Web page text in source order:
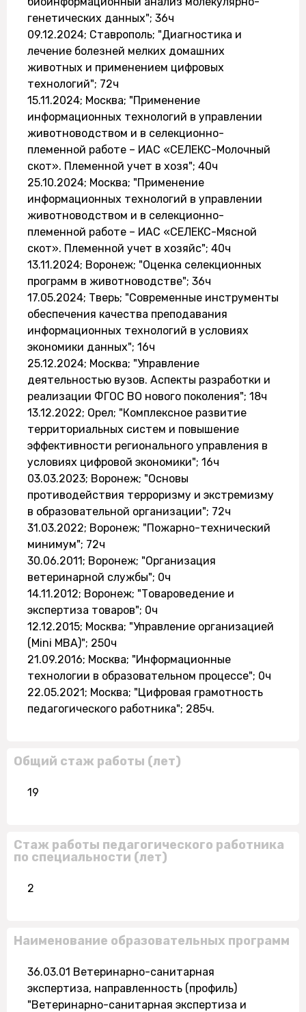
генетических данных"; 36ч
09.12.2024; Ставрополь; "Диагностика и
лечение болезней мелких домашних
животных и применением цифровых
технологий"; 72ч
15.11.2024; Москва; "Применение
информационных технологий в управлении
животноводством и в селекционно-
племенной работе – ИАС «СЕЛЕКС-Молочный
скот». Племенной учет в хозя"; 40ч
25.10.2024; Москва; "Применение
информационных технологий в управлении
животноводством и в селекционно-
племенной работе – ИАС «СЕЛЕКС-Мясной
скот». Племенной учет в хозяйс"; 40ч
13.11.2024; Воронеж; "Оценка селекционных
программ в животноводстве"; 36ч
17.05.2024; Тверь; "Современные инструменты
обеспечения качества преподавания
информационных технологий в условиях
экономики данных"; 16ч
25.12.2024; Москва; "Управление
деятельностью вузов. Аспекты разработки и
реализации ФГОС ВО нового поколения"; 18ч
13.12.2022; Орел; "Комплексное развитие
территориальных систем и повышение
эффективности регионального управления в
условиях цифровой экономики"; 16ч
03.03.2023; Воронеж; "Основы
противодействия терроризму и экстремизму
в образовательной организации"; 72ч
31.03.2022; Воронеж; "Пожарно-технический
минимум"; 72ч
30.06.2011; Воронеж; "Организация
ветеринарной службы"; 0ч
14.11.2012; Воронеж; "Товароведение и
экспертиза товаров"; 0ч
12.12.2015; Москва; "Управление организацией
(Mini MBA)"; 250ч
21.09.2016; Москва; "Информационные
технологии в образовательном процессе"; 0ч
22.05.2021; Москва; "Цифровая грамотность
педагогического работника"; 285ч.
Общий стаж работы (лет)
19
Стаж работы педагогического работника
по специальности (лет)
2
Наименование образовательных программ
36.03.01 Ветеринарно-санитарная
экспертиза, направленность (профиль)
"Ветеринарно-санитарная экспертиза и